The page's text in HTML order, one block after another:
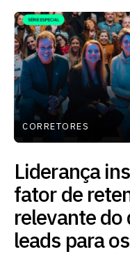
CORRETORES
Liderança
fator de
relevante do
leads para